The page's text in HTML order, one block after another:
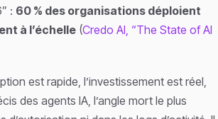
: 60 % des organisations déploient
à l’échelle (Credo AI, “The State of AI
est rapide, l’investissement est réel,
des agents IA, l’angle mort le plus